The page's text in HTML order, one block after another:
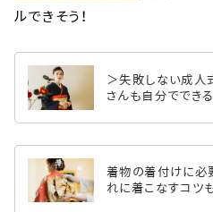
ルできそう！
＞失敗しない成人
さんも自分ででき
着物の着付けに必
れに着こなすコツ